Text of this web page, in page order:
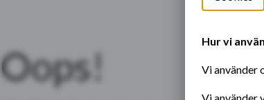
Oops!
Hur vi
Vi använder